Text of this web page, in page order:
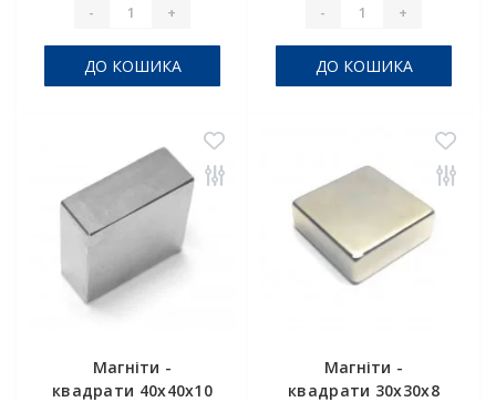
- +
ДО КОШИКА
- +
ДО КОШИКА
Магніти -
квадрати 40x40x10
Магніти -
квадрати 30x30x8